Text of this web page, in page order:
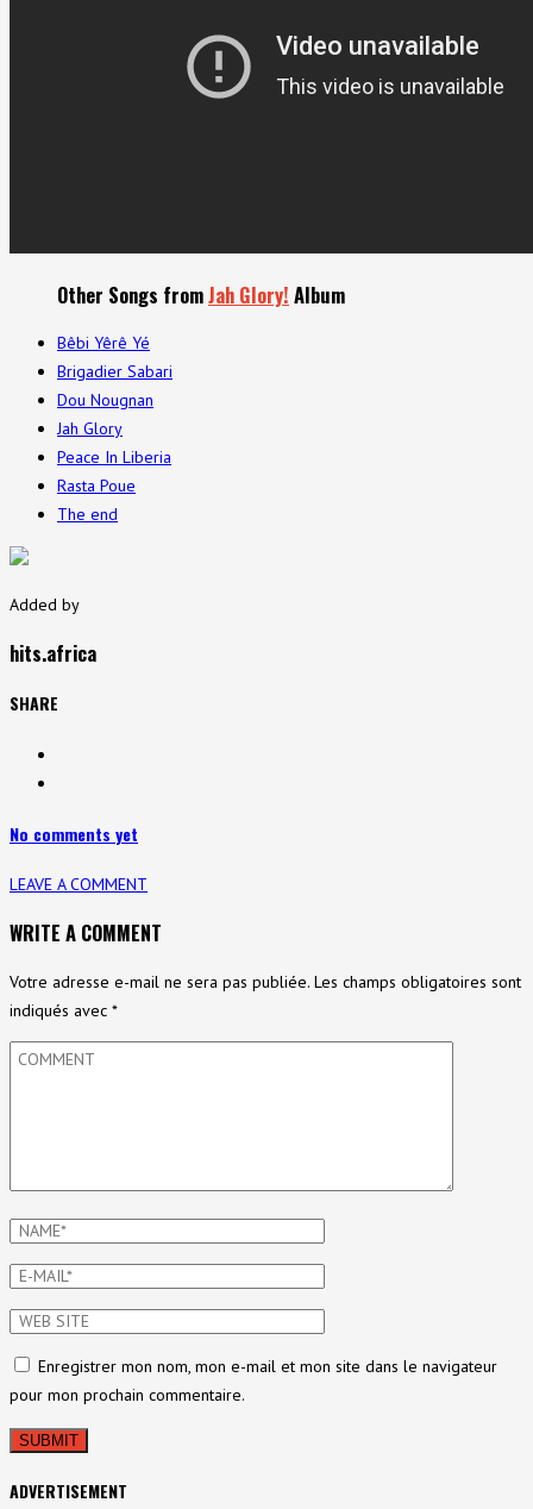
Other Songs fromJah Glory! Album
Bêbi Yêrê Yé
Brigadier Sabari
Dou Nougnan
Jah Glory
Peace In Liberia
Rasta Poue
The end
Added by
hits.africa
SHARE
No comments yet
LEAVE A COMMENT
WRITE A COMMENT
Votre adresse e-mail ne sera pas publiée. Les champs obligatoires sont
indiqués avec *
Enregistrer mon nom, mon e-mail et mon site dans le navigateur
pour mon prochain commentaire.
ADVERTISEMENT